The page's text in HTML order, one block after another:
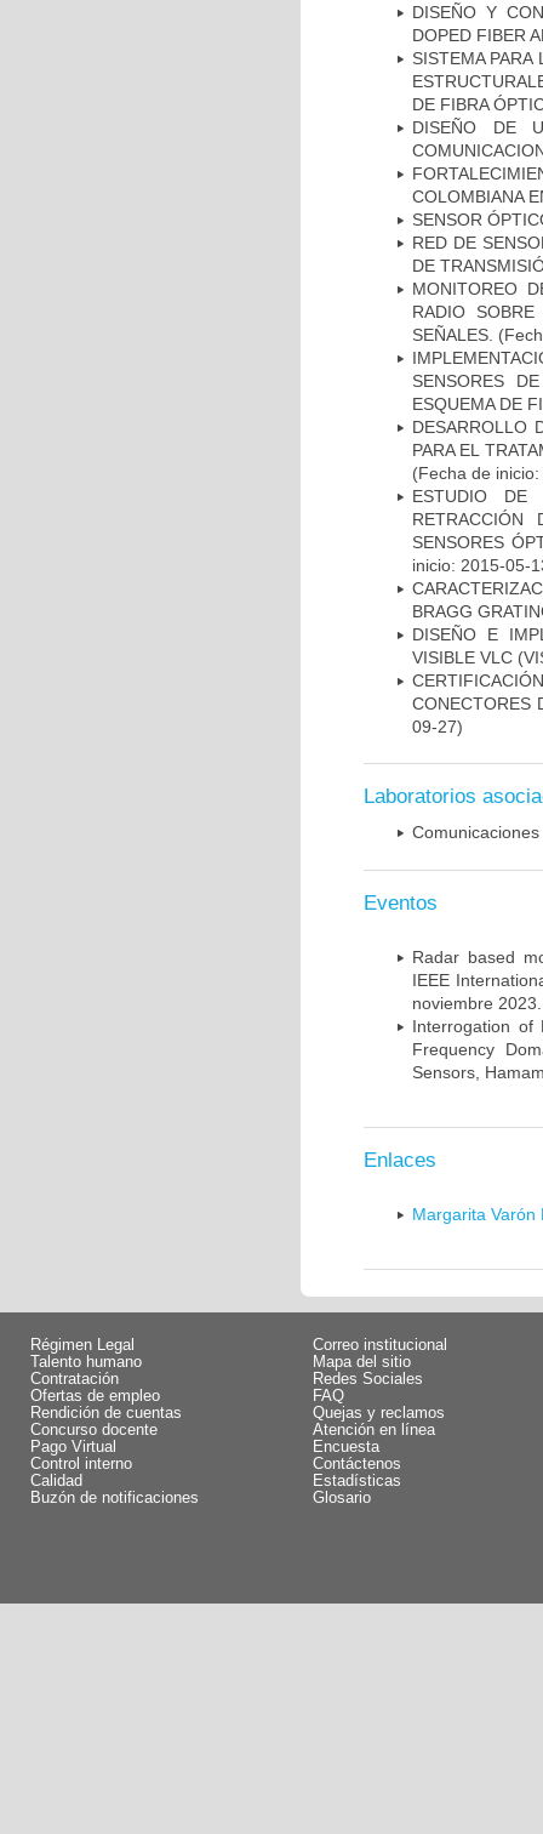
DISEÑO Y
DOPED FIBER
SISTEMA PARA
DE FIBRA
DISEÑO DE
COLOMBIANA
SENSOR
RED DE
DE
MONITOREO
RADIO
SEÑALES.
SENSORES
ESQUEMA DE
DESARROLLO
PARA EL
(Fecha de
ESTUDIO DE
SENSORES
inicio: 2015-05-
BRAGG
DISEÑO E
VISIBLE VLC
CONECTORES
09-27)
Laboratorios
Comunicaciones
Eventos
Radar based
IEEE
noviembre 2023.
Interrogation of
Frequency
Sensors,
Enlaces
Margarita Varón
Régimen Legal
Talento humano
Contratación
Ofertas de empleo
Rendición de cuentas
Concurso docente
Pago Virtual
Control interno
Calidad
Buzón de notificaciones
Correo institucional
Mapa del sitio
Redes Sociales
FAQ
Quejas y reclamos
Atención en línea
Encuesta
Contáctenos
Estadísticas
Glosario